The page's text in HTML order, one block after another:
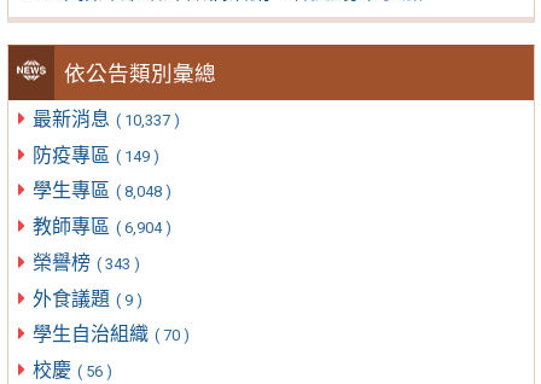
依公告類別彙總
最新消息 ( 10,337 )
防疫專區 ( 149 )
學生專區 ( 8,048 )
教師專區 ( 6,904 )
榮譽榜 ( 343 )
外食議題 ( 9 )
學生自治組織 ( 70 )
校慶 ( 56 )